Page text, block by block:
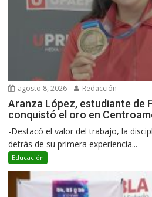
agosto 8, 2026 Redacción
Aranza López, estudiante de
conquistó el oro en
-Destacó el valor del trabajo, la
detrás de su primera experiencia...
Educación